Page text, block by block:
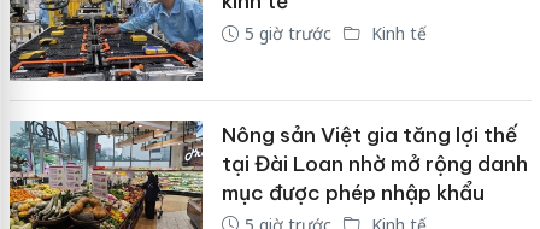
5 giờ trước Kinh tế
Nông sản Việt gia tăng lợi thế
tại Đài Loan nhờ mở rộng danh
mục được phép nhập khẩu
5 giờ trước Kinh tế